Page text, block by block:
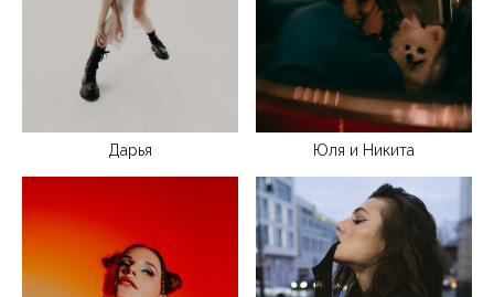
Дарья Юля и Никита